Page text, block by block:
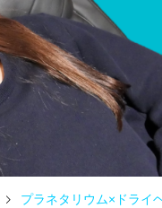
プラネタリウム×ドライ